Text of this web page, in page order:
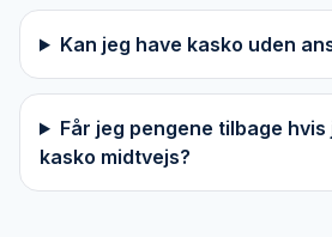
Kan jeg have kasko uden
Får jeg pengene tilbage
kasko midtvejs?